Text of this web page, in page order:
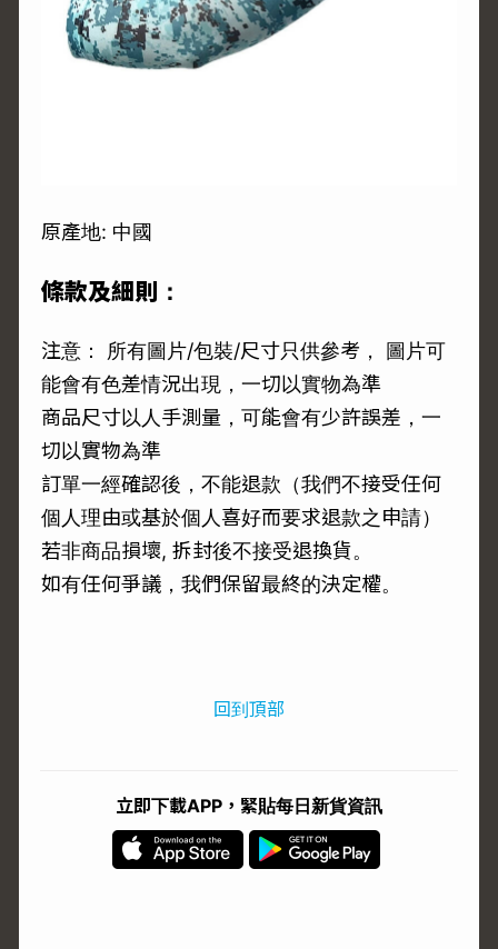
原產地: 中國
條款及細則：
注意： 所有圖片/包裝/尺寸只供參考， 圖片可
能會有色差情況出現，一切以實物為準
商品尺寸以人手測量，可能會有少許誤差，一
切以實物為準
訂單一經確認後，不能退款（我們不接受任何
個人理由或基於個人喜好而要求退款之申請）
若非商品損壞, 拆封後不接受退換貨。
如有任何爭議，我們保留最終的決定權。
回到頂部
立即下載APP，緊貼每日新貨資訊